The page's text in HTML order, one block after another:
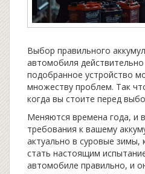
Выбор правильного
автомобиля
подобранное устройство
множеству проблем. Так
когда вы стоите перед
Меняются времена года, и
требования к вашему
актуально в суровые
стать настоящим
автомобиле правильно, и